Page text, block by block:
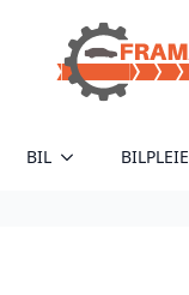
BIL BILPLEIE